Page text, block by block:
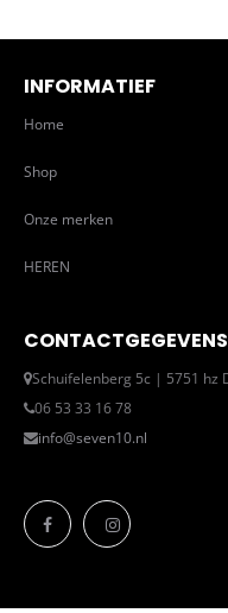
INFORMATIEF
Home
Shop
Onze merken
HEREN
CONTACTGEGEVENS
Schuifelenberg 5c | 5751 hz
06 53 33 16 78
info@seven10.nl